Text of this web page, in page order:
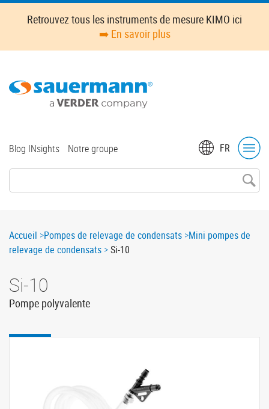
Skip
content
Retrouvez tous les instruments de mesure KIMO ici
➡️ En savoir plus
FR
Top
Blog INsights Notre groupe
Breadcrumb
Accueil Pompes de relevage de condensats Mini pompes de
relevage de condensats
Si-10
Si-10
Pompe polyvalente